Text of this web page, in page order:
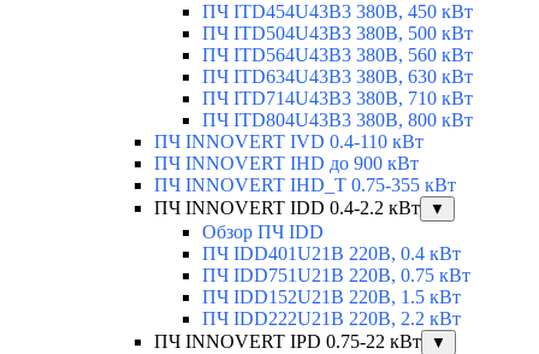
ПЧ ITD454U43B3 380В, 450 кВт
ПЧ ITD504U43B3 380В, 500 кВт
ПЧ ITD564U43B3 380В, 560 кВт
ПЧ ITD634U43B3 380В, 630 кВт
ПЧ ITD714U43B3 380В, 710 кВт
ПЧ ITD804U43B3 380В, 800 кВт
ПЧ INNOVERT IVD 0.4-110 кВт
ПЧ INNOVERT IHD до 900 кВт
ПЧ INNOVERT IHD_T 0.75-355 кВт
ПЧ INNOVERT IDD 0.4-2.2 кВт
▼
Обзор ПЧ IDD
ПЧ IDD401U21B 220В, 0.4 кВт
ПЧ IDD751U21B 220В, 0.75 кВт
ПЧ IDD152U21B 220В, 1.5 кВт
ПЧ IDD222U21B 220В, 2.2 кВт
ПЧ INNOVERT IPD 0.75-22 кВт
▼